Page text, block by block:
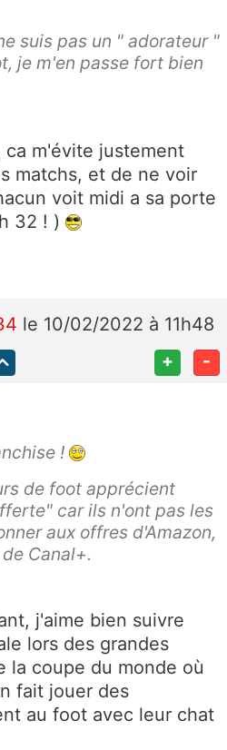
suis pas un " adorateur "
je m'en passe fort bien
ca m'évite justement
matchs, et de ne voir
voit midi a sa porte
32 ! )
le 10/02/2022 à 11h48
+ -
!
de foot apprécient
car ils n'ont pas les
aux offres d'Amazon,
Canal+.
j'aime bien suivre
lors des grandes
la coupe du monde où
fait jouer des
au foot avec leur chat